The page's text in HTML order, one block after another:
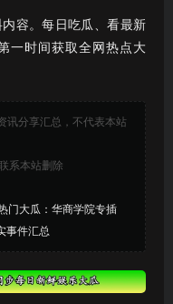
容。每日吃瓜、看最新
一时间获取全网热点大
讯分享汇总，不代表本站
系本站删除
门大瓜：华商学院专插
事件汇总